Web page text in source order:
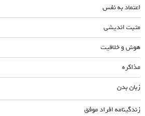
اعتماد به نفس
مثبت اندیشی
هوش و خلاقیت
مذاکره
زبان بدن
زندگینامه افراد موفق